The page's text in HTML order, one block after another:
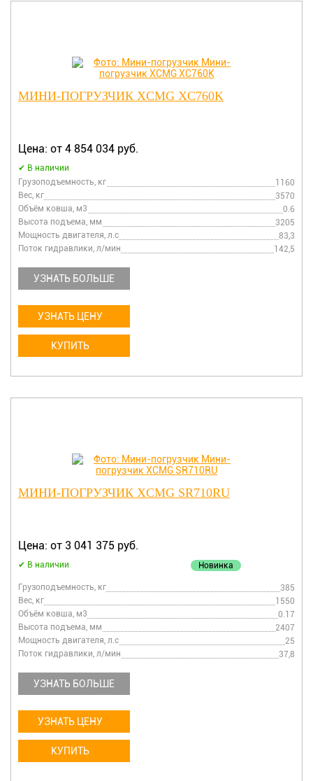
МИНИ-ПОГРУЗЧИК XCMG XC760K
Цена: от 4 854 034 руб.
В наличии
Грузоподъемность, кг
1160
Вес, кг
3570
Объём ковша, м3
0.6
Высота подъема, мм
3205
Мощность двигателя, л.с
83,3
Поток гидравлики, л/мин
142,5
УЗНАТЬ БОЛЬШЕ
УЗНАТЬ ЦЕНУ
КУПИТЬ
МИНИ-ПОГРУЗЧИК XCMG SR710RU
Цена: от 3 041 375 руб.
В наличии Новинка
Грузоподъемность, кг
385
Вес, кг
1550
Объём ковша, м3
0.17
Высота подъема, мм
2407
Мощность двигателя, л.с
25
Поток гидравлики, л/мин
37,8
УЗНАТЬ БОЛЬШЕ
УЗНАТЬ ЦЕНУ
КУПИТЬ